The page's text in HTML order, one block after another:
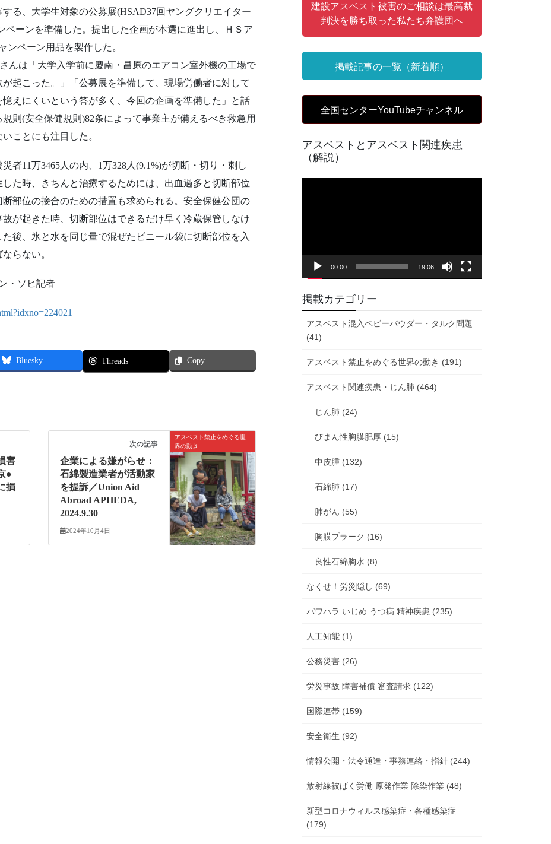
る、大学生対象の公募展(HSAD37回ヤングクリエイター
ペーンを準備した。提出した企画が本選に進出し、ＨＳア
ンペーン用品を製作した。
んは「大学入学前に慶南・昌原のエアコン室外機の工場で
起こった。」「公募展を準備して、現場労働者に対して
えにくいという答が多く、今回の企画を準備した」と話
則(安全保健規則)82条によって事業主が備えるべき救急用
ことにも注目した。
者11万3465人の内、1万328人(9.1%)が切断・切り・刺し
た時、きちんと治療するためには、出血過多と切断部位
部位の接合のための措置も求められる。安全保健公団の
が起きた時、切断部位はできるだけ早く冷蔵保管しなけ
後、氷と水を同じ量で混ぜたビニール袋に切断部位を入
らない。
・ソヒ記者
Bluesky Threads Copy
害
●
損
アスベスト禁止をめぐる世
界の動き
次の記事
企業による嫌がらせ：
石綿製造業者が活動家
を提訴／Union Aid
Abroad APHEDA,
2024.9.30
2024年10月4日
建設アスベスト被害のご相談は最高裁
判決を勝ち取った私たち弁護団へ
掲載記事の一覧（新着順）
全国センターYouTubeチャンネル
アスベストとアスベスト関連疾患
（解説）
ヤ
00:00 19:06
掲載カテゴリー
アスベスト混入ベビーパウダー・タルク問題
(41)
アスベスト禁止をめぐる世界の動き (191)
アスベスト関連疾患・じん肺 (464)
じん肺 (24)
びまん性胸膜肥厚 (15)
中皮腫 (132)
石綿肺 (17)
肺がん (55)
胸膜プラーク (16)
良性石綿胸水 (8)
なくせ！労災隠し (69)
パワハラ いじめ うつ病 精神疾患 (235)
人工知能 (1)
公務災害 (26)
労災事故 障害補償 審査請求 (122)
国際連帯 (159)
安全衛生 (92)
情報公開・法令通達・事務連絡・指針 (244)
放射線被ばく労働 原発作業 除染作業 (48)
新型コロナウィルス感染症・各種感染症
(179)